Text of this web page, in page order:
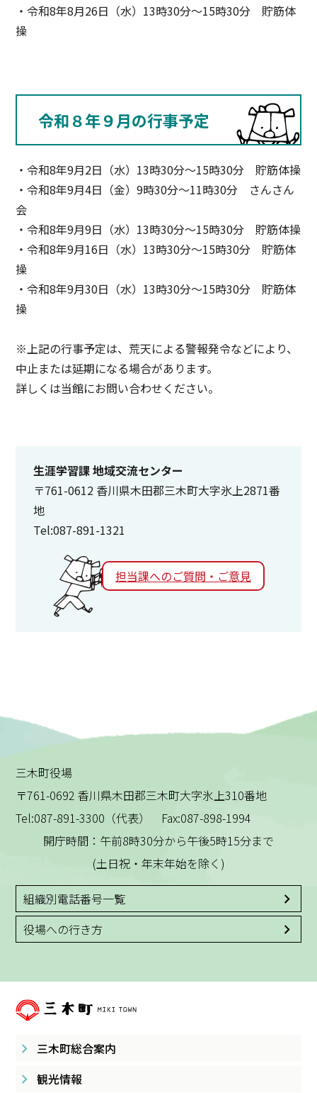
・令和8年8月26日（水）13時30分〜15時30分 貯筋体
操
令和８年９月の行事予定
・令和8年9月2日（水）13時30分〜15時30分 貯筋体操
・令和8年9月4日（金）9時30分〜11時30分 さんさん
会
・令和8年9月9日（水）13時30分〜15時30分 貯筋体操
・令和8年9月16日（水）13時30分〜15時30分 貯筋体
操
・令和8年9月30日（水）13時30分〜15時30分 貯筋体
操
※上記の行事予定は、荒天による警報発令などにより、
中止または延期になる場合があります。
詳しくは当館にお問い合わせください。
生涯学習課 地域交流センター
〒761-0612 香川県木田郡三木町大字氷上2871番
地
Tel:087-891-1321
担当課へのご質問・ご意見
三木町役場
〒761-0692 香川県木田郡三木町大字氷上310番地
Tel:087-891-3300（代表） Fax:087-898-1994
開庁時間：午前8時30分から午後5時15分まで
(土日祝・年末年始を除く)
組織別電話番号一覧
役場への行き方
三木町総合案内
観光情報